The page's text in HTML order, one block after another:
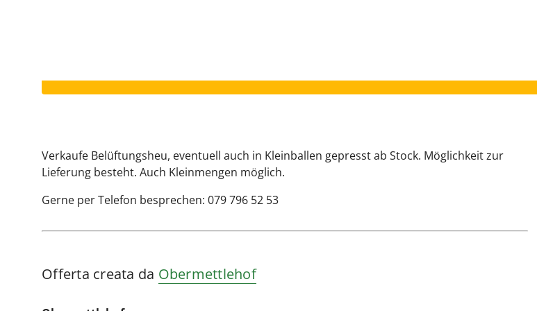
Verkaufe Belüftungsheu, eventuell auch in Kleinballen gepresst ab Stock. Möglichkeit zur
Lieferung besteht. Auch Kleinmengen möglich.
Gerne per Telefon besprechen: 079 796 52 53
Offerta creata da Obermettlehof